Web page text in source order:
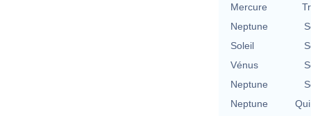
Mercure
Neptune
Soleil
Vénus
Neptune
Neptune